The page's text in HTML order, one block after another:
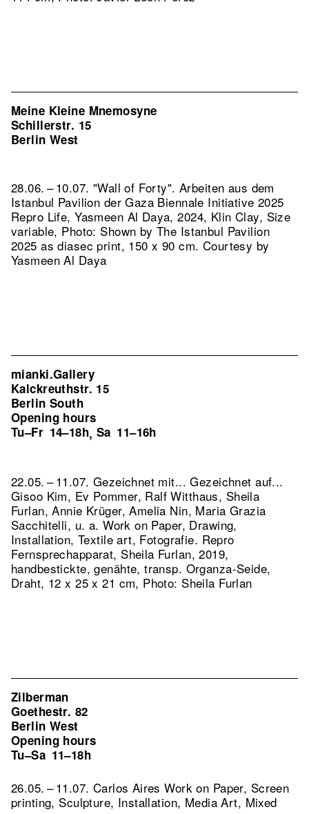
Meine Kleine Mnemosyne
Schillerstr. 15
Berlin West
28.06. – 10.07. "Wall of Forty". Arbeiten aus dem
Istanbul Pavilion der Gaza Biennale Initiative 2025
Repro Life, Yasmeen Al Daya, 2024, Klin Clay, Size
variable, Photo: Shown by The Istanbul Pavilion
2025 as diasec print, 150 x 90 cm. Courtesy by
Yasmeen Al Daya
mianki.Gallery
Kalckreuthstr. 15
Berlin South
Opening hours
Tu–Fr 14–18h, Sa 11–16h
22.05. – 11.07. Gezeichnet mit... Gezeichnet auf...
Gisoo Kim, Ev Pommer, Ralf Witthaus, Sheila
Furlan, Annie Krüger, Amelia Nin, Maria Grazia
Sacchitelli, u. a. Work on Paper, Drawing,
Installation, Textile art, Fotografie. Repro
Fernsprechapparat, Sheila Furlan, 2019,
handbestickte, genähte, transp. Organza-Seide,
Draht, 12 x 25 x 21 cm, Photo: Sheila Furlan
Zilberman
Goethestr. 82
Berlin West
Opening hours
Tu–Sa 11–18h
26.05. – 11.07. Carlos Aires Work on Paper, Screen
printing, Sculpture, Installation, Media Art, Mixed